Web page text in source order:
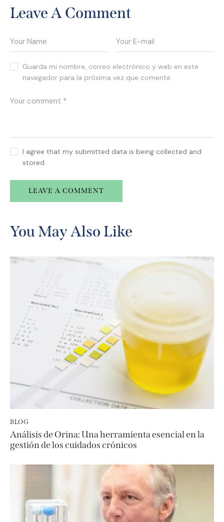
Leave A Comment
Guarda mi nombre, correo electrónico y web en este
navegador para la próxima vez que comente.
I agree that my submitted data is being collected and
stored.
t
r
You May Also Like
BLOG
Análisis de Orina: Una herramienta esencial en la
gestión de los cuidados crónicos